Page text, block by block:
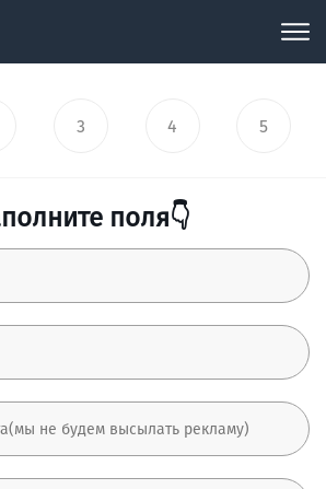
3 4 5
поля👇